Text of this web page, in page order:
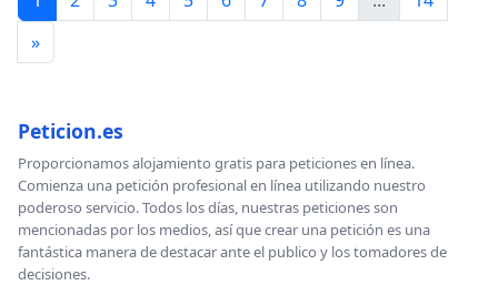
»
Peticion.es
Proporcionamos alojamiento gratis para peticiones en línea.
Comienza una petición profesional en línea utilizando nuestro
poderoso servicio. Todos los días, nuestras peticiones son
mencionadas por los medios, así que crear una petición es una
fantástica manera de destacar ante el publico y los tomadores de
decisiones.